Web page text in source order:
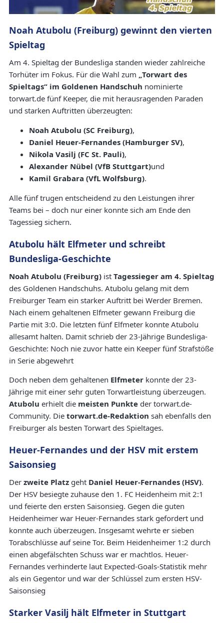
Noah Atubolu (Freiburg) gewinnt den vierten
Spieltag
Am 4. Spieltag der Bundesliga standen wieder zahlreiche
Torhüter im Fokus. Für die Wahl zum „Torwart des
Spieltags“ im Goldenen Handschuh nominierte
torwart.de fünf Keeper, die mit herausragenden Paraden
und starken Auftritten überzeugten:
Noah Atubolu (SC Freiburg),
Daniel Heuer-Fernandes (Hamburger SV),
Nikola Vasilj (FC St. Pauli),
Alexander Nübel (VfB Stuttgart)und
Kamil Grabara (VfL Wolfsburg).
Alle fünf trugen entscheidend zu den Leistungen ihrer
Teams bei – doch nur einer konnte sich am Ende den
Tagessieg sichern.
Atubolu hält Elfmeter und schreibt
Bundesliga-Geschichte
Noah Atubolu (Freiburg) ist Tagessieger am 4. Spieltag
des Goldenen Handschuhs. Atubolu gelang mit dem
Freiburger Team ein starker Auftritt bei Werder Bremen.
Nach einem gehaltenen Elfmeter gewann Freiburg die
Partie mit 3:0. Die letzten fünf Elfmeter konnte Atubolu
allesamt halten. Damit schrieb der 23-Jährige Bundesliga-
Geschichte: Noch nie zuvor hatte ein Keeper fünf Strafstöße
in Serie abgewehrt
Doch neben dem gehaltenen Elfmeter konnte der 23-
Jährige mit einer sehr guten Torwartleistung überzeugen.
Atubolu erhielt die meisten Punkte der torwart.de-
Community. Die torwart.de-Redaktion sah ebenfalls den
Freiburger als besten Torwart des Spieltages.
Heuer-Fernandes und der HSV mit erstem
Saisonsieg
Der zweite Platz geht Daniel Heuer-Fernandes (HSV).
Der HSV besiegte zuhause den 1. FC Heidenheim mit 2:1
und feierte den ersten Saisonsieg. Gegen die guten
Heidenheimer war Heuer-Fernandes stark gefordert und
konnte auch überzeugen. Insgesamt wehrte er sieben
Torabschlüsse auf seine Tor. Beim Heidenheimer 1:2 durch
einen abgefälschten Schuss war er machtlos. Heuer-
Fernandes verhinderte laut Expected-Goals-Statistik mehr
als ein Gegentor und war der Schlüssel zum ersten HSV-
Saisonsieg
Starker Vasilj hält Elfmeter in Stuttgart